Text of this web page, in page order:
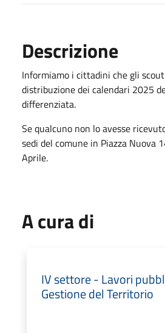
Descrizione
Informiamo i cittadini che gli
distribuzione dei calendari 2025
differenziata.
Se qualcuno non lo avesse
sedi del comune in Piazza Nuova
Aprile.
A cura di
IV settore - Lavori
Gestione del Territorio